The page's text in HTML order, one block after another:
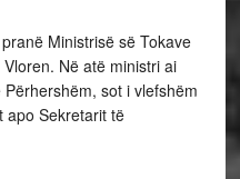
Ministrisë së Tokave
Në atë ministri ai
sot i vlefshëm
apo Sekretarit të